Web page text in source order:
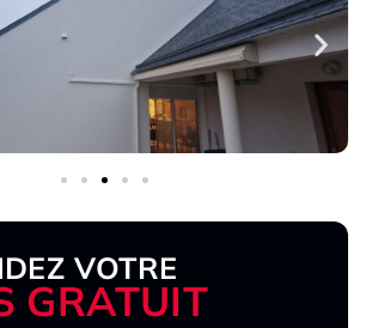
VOTRE
GRATUIT